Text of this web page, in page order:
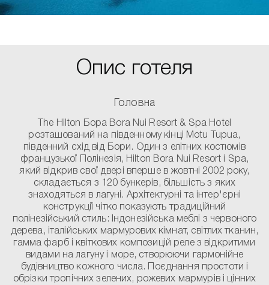
Опис готеля
Головна
The Hilton Бора Bora Nui Resort & Spa Hotel
розташований на південному кінці Motu Tupua,
південний схід від Бори. Один з елітних костюмів
французької Полінезія, Hilton Bora Nui Resort і Spa,
який відкрив свої двері вперше в жовтні 2002 року,
складається з 120 бункерів, більшість з яких
знаходяться в лагуні. Архітектурні та інтер'єрні
конструкції чітко показують традиційний
полінезійський стиль: Індонезійська меблі з червоного
дерева, італійських мармурових кімнат, світлих тканин,
гамма фарб і квіткових композицій реле з відкритими
видами на лагуну і море, створюючи гармонійне
будівництво кожного числа. Поєднання простоти і
обрізки тропічних зелених, рожевих мармурів і цінних